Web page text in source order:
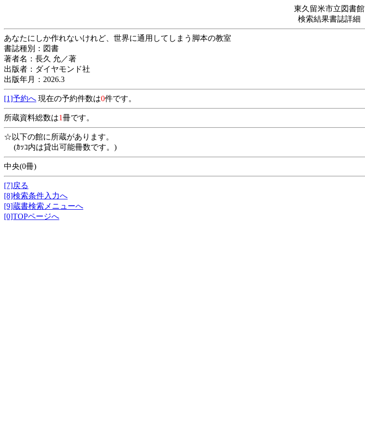
東久留米市立図書館
検索結果書誌詳細
あなたにしか作れないけれど、世界に通用してしまう脚本の教室
書誌種別：図書
著者名：長久 允／著
出版者：ダイヤモンド社
出版年月：2026.3
[1]予約へ 現在の予約件数は0件です。
所蔵資料総数は1冊です。
☆以下の館に所蔵があります。
(ｶｯｺ内は貸出可能冊数です。)
中央(0冊)
[7]戻る
[8]検索条件入力へ
[9]蔵書検索メニューへ
[0]TOPページへ